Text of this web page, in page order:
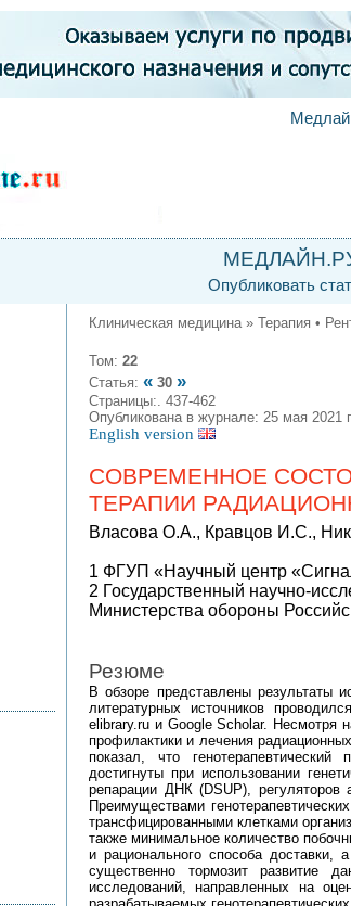
Опубликовать
Клиническая медицина » Терапия •
Том: 22
Статья: « 30 »
Страницы:. 437-462
Опубликована в журнале: 25 мая 2021
English version
СОВРЕМЕННОЕ
ТЕРАПИИ
Власова О.А., Кравцов И.С.,
1 ФГУП «Научный центр
2 Государственный научно-
Министерства обороны
Резюме
В обзоре представлены результаты
литературных источников
elibrary.ru и Google Scholar. Несмотря
профилактики и лечения
показал, что
достигнуты при использовании
репарации ДНК (DSUP),
Преимуществами
трансфицированными клетками
также минимальное количество
и рационального способа доставки,
существенно тормозит развитие
исследований, направленных на